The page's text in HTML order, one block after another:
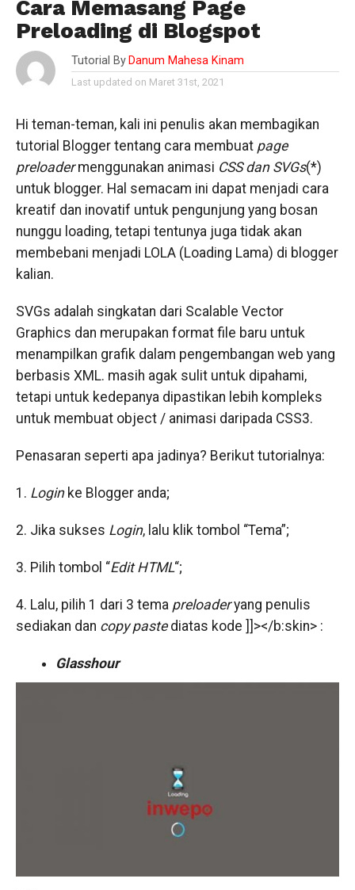
Cara Memasang Page
Preloading di Blogspot
Tutorial By Danum Mahesa Kinam
Last updated on Maret 31st, 2021
Hi teman-teman, kali ini penulis akan membagikan
tutorial Blogger tentang cara membuat page
preloadermenggunakan animasi CSS dan SVGs(*)
untuk blogger. Hal semacam ini dapat menjadi cara
kreatif dan inovatif untuk pengunjung yang bosan
nunggu loading, tetapi tentunya juga tidak akan
membebani menjadi LOLA (Loading Lama) di blogger
kalian.
SVGs adalah singkatan dari Scalable Vector
Graphics dan merupakan format file baru untuk
menampilkan grafik dalam pengembangan web yang
berbasis XML. masih agak sulit untuk dipahami,
tetapi untuk kedepanya dipastikan lebih kompleks
untuk membuat object / animasi daripada CSS3.
Penasaran seperti apa jadinya? Berikut tutorialnya:
1. Loginke Blogger anda;
2. Jika sukses Login, lalu klik tombol “Tema”;
3. Pilih tombol “Edit HTML“;
4. Lalu, pilih 1 dari 3 tema preloaderyang penulis
sediakan dan copy pastediatas kode ]]></b:skin> :
Glasshour